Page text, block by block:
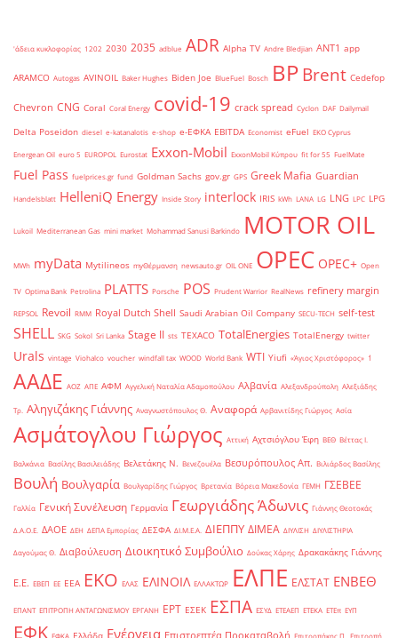
'άδεια κυκλοφορίας 1202 2030 2035 adblue ADR Alpha TV Andre Bledjian ANT1 app
ARAMCO Autogas AVINOIL Baker Hughes Biden Joe BlueFuel Bosch BPBrent Cedefop
Chevron CNG Coral Coral Energy covid-19 crack spread Cyclon DAF Dailymail
Delta Poseidon diesel e-katanalotis e-shop e-ΕΦΚΑ EBITDA Economist eFuel EKO Cyprus
Energean Oil euro 5 EUROPOL Eurostat Exxon-Mobil ExxonMobil Κύπρου fit for 55 FuelMate
Fuel Pass fuelprices.gr fund Goldman Sachs gov.gr GPS Greek Mafia Guardian
Handelsblatt HelleniQ Energy Inside Story interlock IRIS kWh LANA LG LNG LPC LPG
Lukoil Mediterranean Gas mini market Mohammad Sanusi Barkindo MOTOR OIL
MWh myData Mytilineos myΘέρμανση newsauto.gr OIL ONE OPEC OPEC+ Open
TV Optima Bank Petrolina PLATTS Porsche POS Prudent Warrior RealNews refinery margin
REPSOL Revoil RMM Royal Dutch Shell Saudi Arabian Oil Company SECU-TECH self-test
SHELL SKG Sokol Sri Lanka Stage II sts TEXACO TotalEnergies TotalEnergy twitter
Urals vintage Viohalco voucher windfall tax WOOD World Bank WTI Yiufi «Άγιος Χριστόφορος» ΄1
ΑΑΔΕ ΑΟΖ ΑΠΕ ΑΦΜ Αγγελική Ναταλία Αδαμοπούλου Αλβανία Αλεξανδρούπολη Αλεξιάδης
Τρ. Αληγιζάκης Γιάννης Αναγνωστόπουλος Θ. Αναφορά Αρβανιτίδης Γιώργος Ασία
Ασμάτογλου Γιώργος Αττική Αχτσιόγλου Έφη ΒΕΘ Βέττας Ι.
Βαλκάνια Βασίλης Βασιλειάδης Βελετάκης Ν. Βενεζουέλα Βεσυρόπουλος Απ. Βιλιάρδος Βασίλης
Βουλή Βουλγαρία Βουλγαρίδης Γιώργος Βρετανία Βόρεια Μακεδονία ΓΕΜΗ ΓΣΕΒΕΕ
Γαλλία Γενική Συνέλευση Γερμανία Γεωργιάδης Άδωνις Γιάννης Θεοτοκάς
Δ.Α.Ο.Ε. ΔΑΟΕ ΔΕΗ ΔΕΠΑ Εμπορίας ΔΕΣΦΑ ΔΙ.Μ.Ε.Α. ΔΙΕΠΠΥ ΔΙΜΕΑ ΔΙΥΛΙΣΗ ΔΙΥΛΙΣΤΗΡΙΑ
Δαγούμας Θ. Διαβούλευση Διοικητικό Συμβούλιο Δούκας Χάρης Δρακακάκης Γιάννης
Ε.Ε. ΕΒΕΠ ΕΕ ΕΕΑ ΕΚΟ ΕΛΑΣ ΕΛΙΝΟΙΛ ΕΛΛΑΚΤΩΡ ΕΛΠΕ ΕΛΣΤΑΤ ΕΝΒΕΘ
ΕΠΑΝΤ ΕΠΙΤΡΟΠΗ ΑΝΤΑΓΩΝΙΣΜΟΥ ΕΡΓΑΝΗ ΕΡΤ ΕΣΕΚ ΕΣΠΑ ΕΣΥΔ ΕΤΕΑΕΠ ΕΤΕΚΑ ΕΤΕπ ΕΥΠ
ΕΦΚ ΕΦΚΑ Ενέργεια Επιστρεπτέα Προκαταβολή Επιτροπάκης Π. Επιτροπή